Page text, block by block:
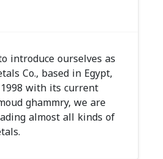
introduce ourselves as
Co., based in Egypt,
with its current
ghammry, we are
almost all kinds of